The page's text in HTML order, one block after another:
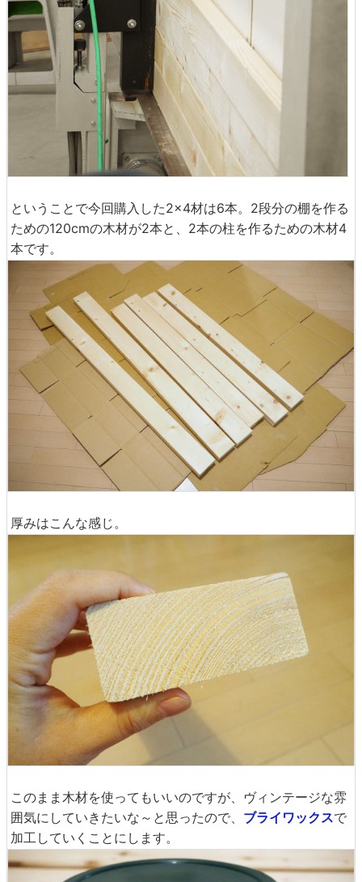
ということで今回購入した2×4材は6本。2段分の棚を作る
ための120cmの木材が2本と、2本の柱を作るための木材4
本です。
厚みはこんな感じ。
このまま木材を使ってもいいのですが、ヴィンテージな雰
囲気にしていきたいな～と思ったので、 ブライワックスで
加工していくことにします。